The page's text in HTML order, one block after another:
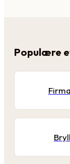
Populære